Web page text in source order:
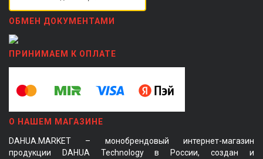
ОБМЕН ДОКУМЕНТАМИ
ПРИНИМАЕМ К ОПЛАТЕ
О НАШЕМ МАГАЗИНЕ
DAHUA.MARKET – монобрендовый интернет-магазин
продукции DAHUA Technology в России, создан и